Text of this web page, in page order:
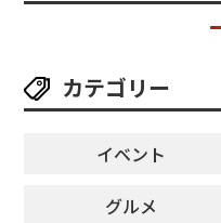
カテゴリー
イベント
グルメ